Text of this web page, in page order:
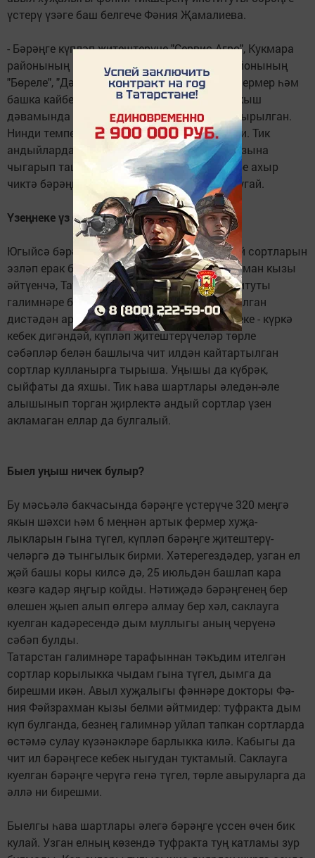
үстерү үзәге баш белгече Фәния Җама­лиева.
- Бәрәңге күпләп җи­теш­терүче "Сервис-Агро", Кук­мара
районының Вахитов һәм "Урал", Биектау районы­ның
"Бөреле", "Дәү­ләтов" исемендәге крес­тьян-фер­мер һәм
башка кай­бер хуҗалыкларында бәрәңгене кыш
дәвамында саклау өчен бөтен шартлар тудырылган.
Нинди температура кирәк - компьютер көйли. Тик
андыйларда да бәрәңгенең шактыен чүп базына
чыгарып ташларга туры килгән. Моның сере ахыр
чиктә бәрәңгенең сор­­тына барып тоташа бугай.
Үзеңнеке үз булмаса...
Югыйсә бәрәңгенең без­­нең шартларга кулай сортларын
эзләп ерак барасы да түгел. Фәния Фәй­­зрахман кызы
әйтүенчә, Татарстан фәнни-тикшеренү институты
галимнәре без­нең шартларга яраклаштырылган
дистәдән артык сорт тәкъдим итә. Күр­ше­неке - күркә
кебек дигән­дәй, күпләп җитештерү­че­ләр төрле
сәбәпләр белән башлыча чит илдән кайтартылган
сортлар кулланырга тырыша. Уңышы да күб­рәк,
сыйфаты да яхшы. Тик һава шартлары әледән-әле
алышынып торган җир­­лектә андый сортлар үзен
акламаган еллар да булгалый.
Быел уңыш ничек булыр?
Бу мәсьәлә бакчасында бәрәңге үстерүче 320 мең­гә
якын шәхси һәм 6 меңнән артык фермер ху­җа­
лыкларын гына түгел, күпләп бәрәңге җитеш­терү­
челәргә дә тынгылык бирми. Хәтерегездәдер, узган ел
җәй башы коры килсә дә, 25 июльдән башлап кара
көзгә кадәр яңгыр койды. Нәтиҗәдә бәрәңге­нең бер
өлешен җыеп алып өлгерә алмау бер хәл, сак­лауга
куелган кадәресен­дә дым мул­­лыгы аның че­рүенә
сәбәп булды.
Татарстан галимнәре тарафыннан тәкъдим ителгән
сортлар корылыкка чыдам гына түгел, дымга да
биреш­ми икән. Авыл хуҗа­лыгы фән­нәре докторы Фә­
ния Фәйзрахман кызы белми әйт­мидер: туфракта дым
күп булганда, безнең галим­нәр уйлап тапкан сорт­лар­да
өстәмә сулау күзә­нәк­ләре барлыкка килә. Кабыгы да
чит ил бәрәңгесе кебек ныгудан туктамый. Сак­лауга
куелган бәрәңге че­рүгә генә түгел, төрле авыруларга да
әллә ни бирешми.
Быелгы һава шартлары әлегә бәрәңге үссен өчен бик
кулай. Узган елның кө­зендә туфракта туң катламы зур